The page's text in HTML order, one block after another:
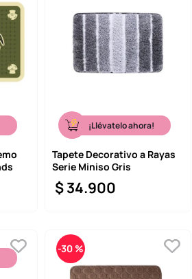
¡Llévatelo ahora!
Tapete Decorativo a Rayas
Serie Miniso Gris
$34.900
-30 %